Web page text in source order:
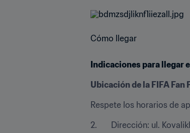
Cómo llegar
Indicaciones para llegar
Ubicación de la FIFA Fan
Respete los horarios de
2.       Dirección: ul.